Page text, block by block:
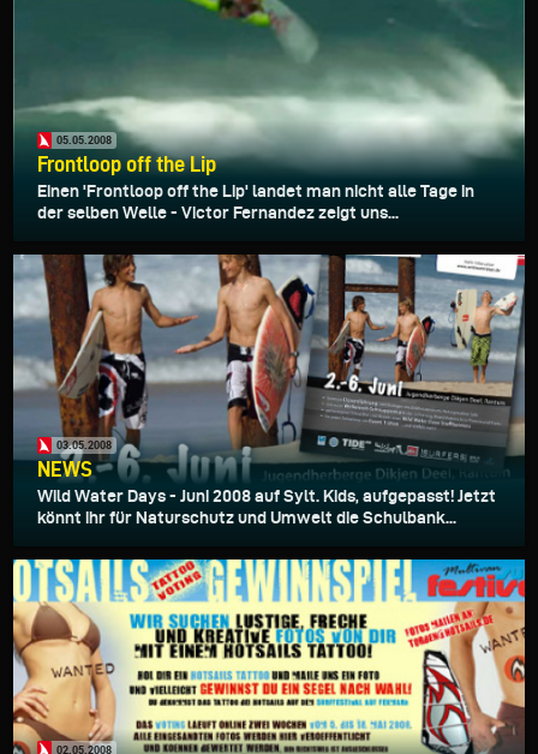
05.05.2008
Frontloop off the Lip
Einen 'Frontloop off the Lip' landet man nicht alle Tage in
der selben Welle - Victor Fernandez zeigt uns...
03.05.2008
NEWS
Wild Water Days - Juni 2008 auf Sylt. Kids, aufgepasst! Jetzt
könnt ihr für Naturschutz und Umwelt die Schulbank...
02.05.2008